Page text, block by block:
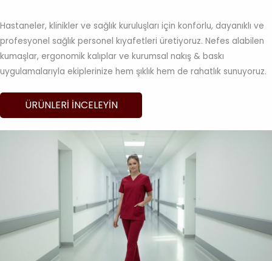
Hastaneler, klinikler ve sağlık kuruluşları için konforlu, dayanıklı ve
profesyonel sağlık personel kıyafetleri üretiyoruz. Nefes alabilen
kumaşlar, ergonomik kalıplar ve kurumsal nakış & baskı
uygulamalarıyla ekiplerinize hem şıklık hem de rahatlık sunuyoruz.
ÜRÜNLERI INCELEYIN